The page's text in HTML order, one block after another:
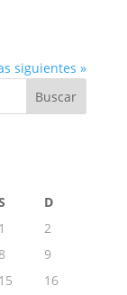
siguientes »
D
1
2
8
9
15
16